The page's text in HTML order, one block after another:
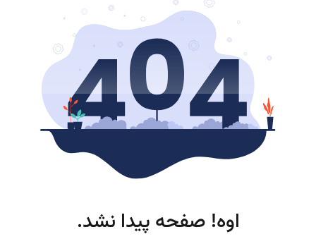
اوه! صفحه پیدا نشد.